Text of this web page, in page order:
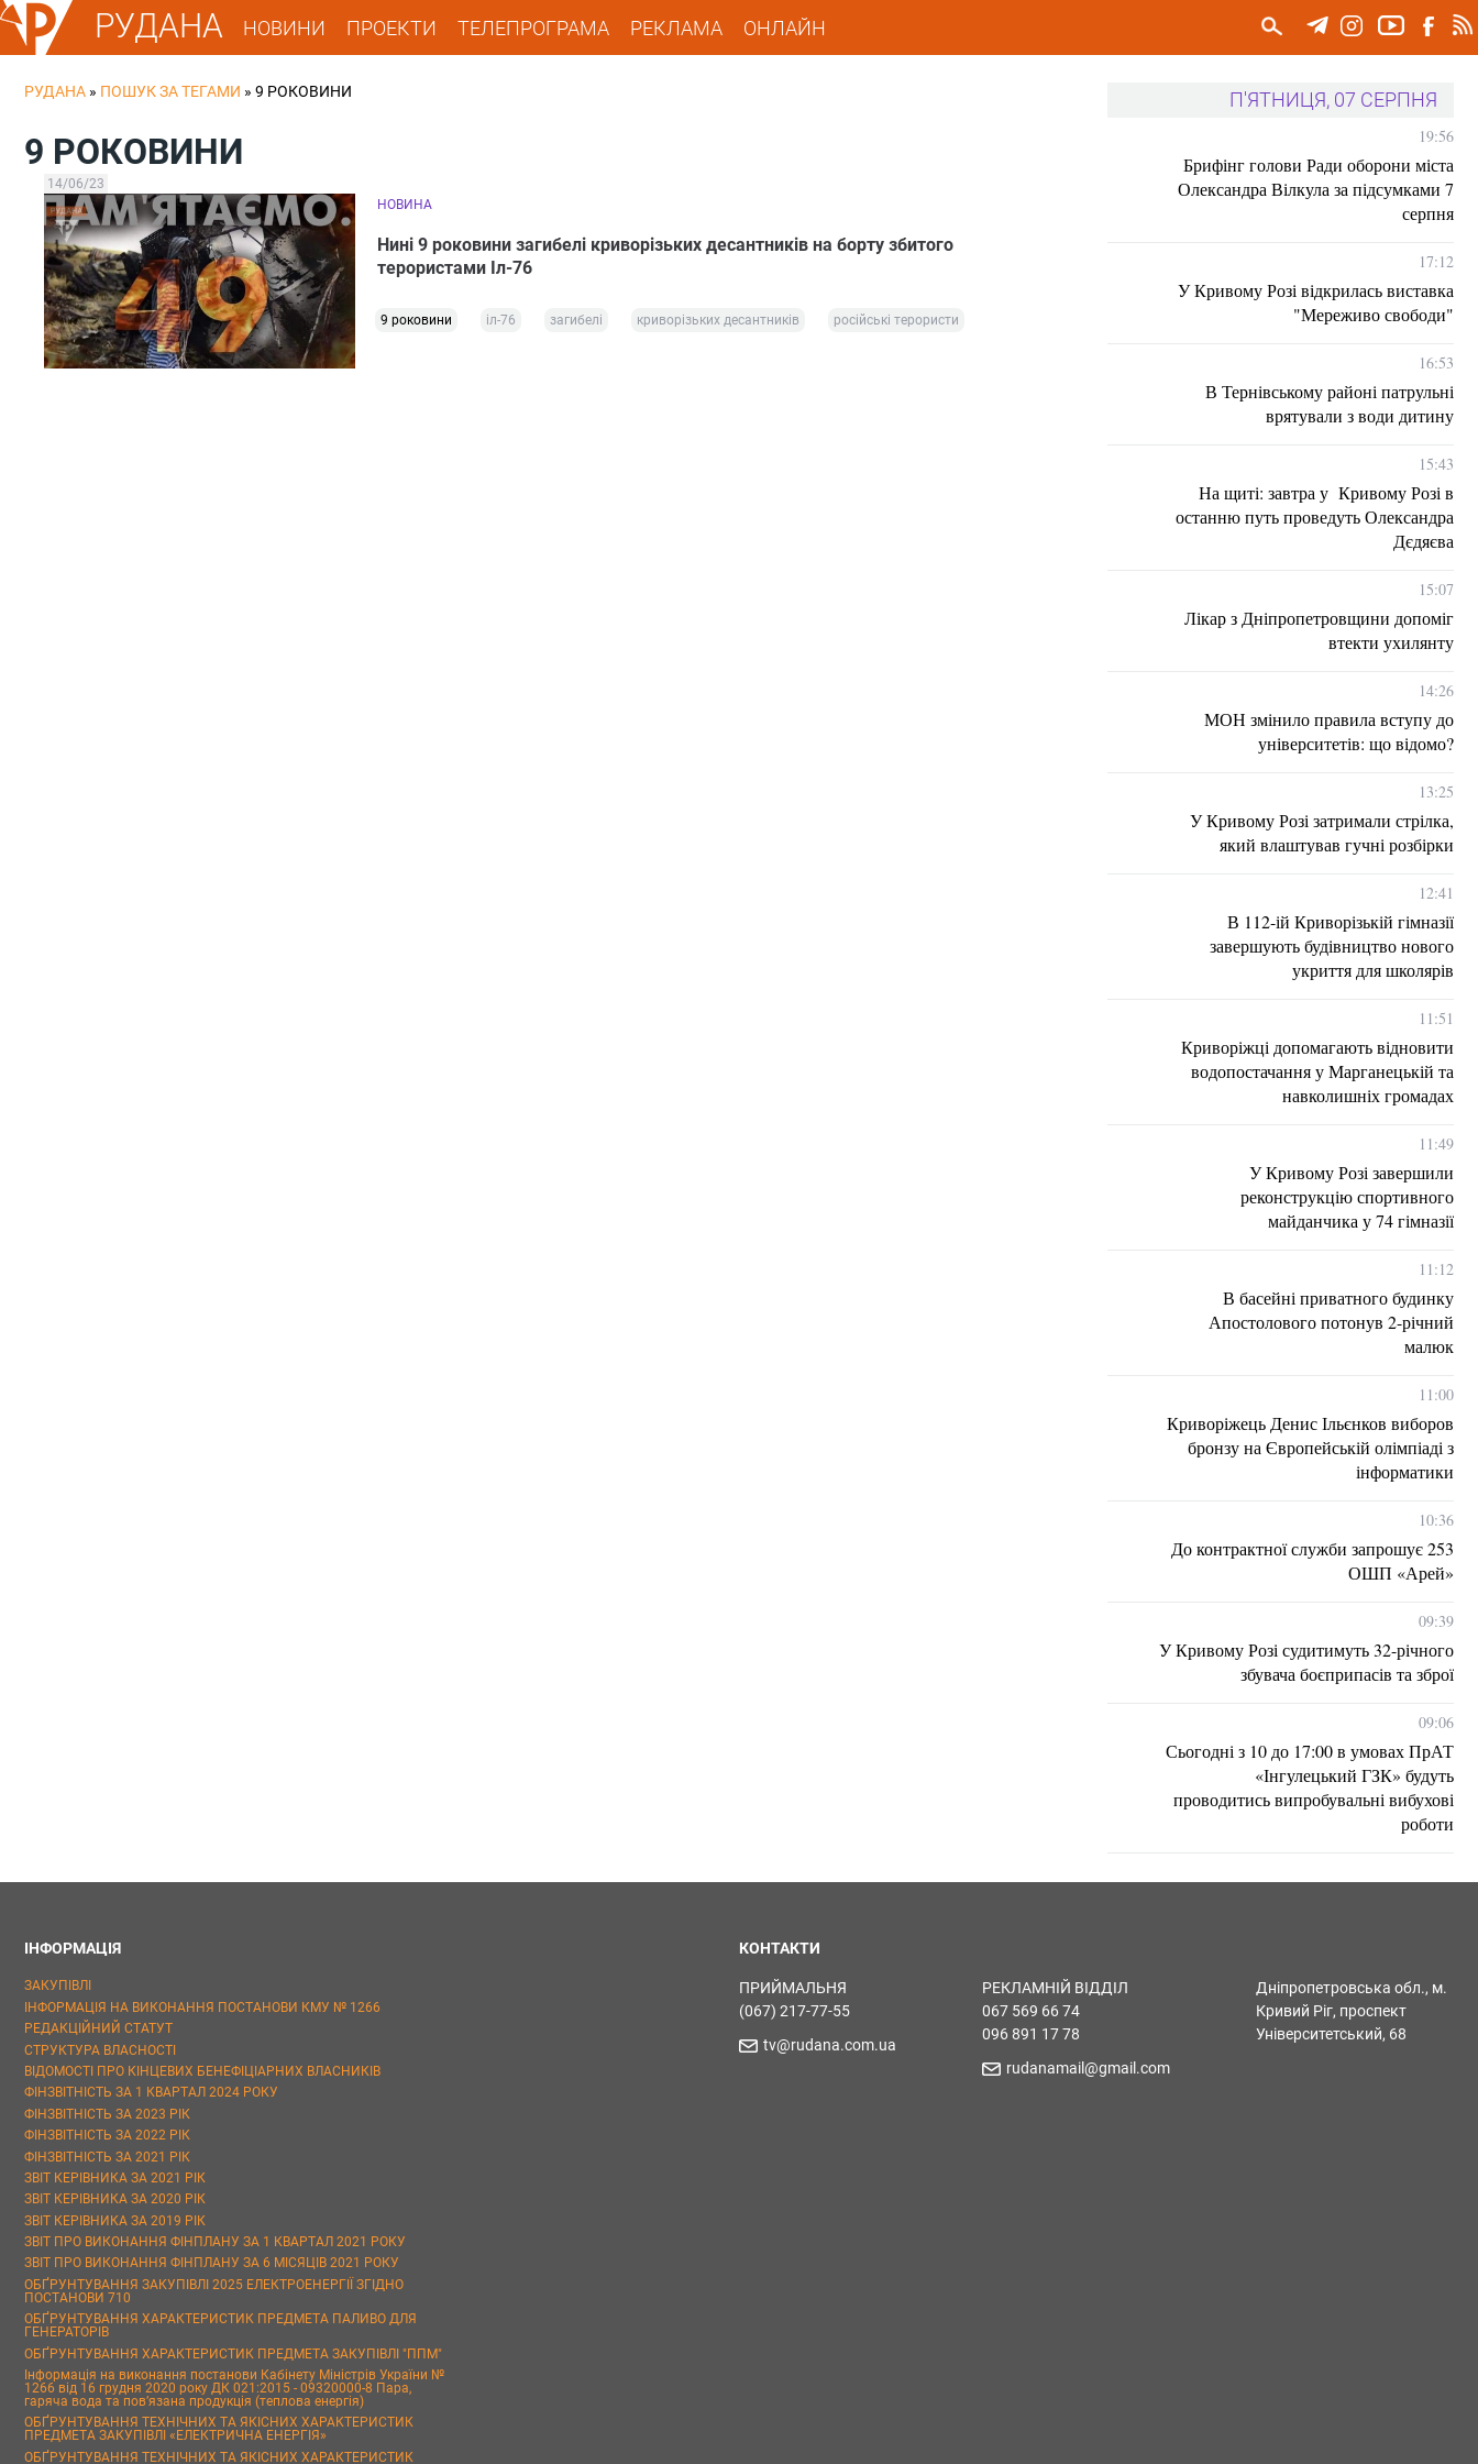
РУДАНА НОВИНИ ПРОЕКТИ ТЕЛЕПРОГРАМА РЕКЛАМА ОНЛАЙН
РУДАНА » ПОШУК ЗА ТЕГАМИ » 9 РОКОВИНИ
9 РОКОВИНИ
14/06/23
НОВИНА
Нині 9 роковини загибелі криворізьких десантників на борту збитого
терористами Іл-76
9 роковини іл-76 загибелі криворізьких десантників російські терористи
П'ЯТНИЦЯ, 07 СЕРПНЯ
19:56
Брифінг голови Ради оборони міста
Олександра Вілкула за підсумками 7
серпня
17:12
У Кривому Розі відкрилась виставка
"Мереживо свободи"
16:53
В Тернівському районі патрульні
врятували з води дитину
15:43
На щиті: завтра у Кривому Розі в
останню путь проведуть Олександра
Дєдяєва
15:07
Лікар з Дніпропетровщини допоміг
втекти ухилянту
14:26
МОН змінило правила вступу до
університетів: що відомо?
13:25
У Кривому Розі затримали стрілка,
який влаштував гучні розбірки
12:41
В 112-ій Криворізькій гімназії
завершують будівництво нового
укриття для школярів
11:51
Криворіжці допомагають відновити
водопостачання у Марганецькій та
навколишніх громадах
11:49
У Кривому Розі завершили
реконструкцію спортивного
майданчика у 74 гімназії
11:12
В басейні приватного будинку
Апостолового потонув 2-річний
малюк
11:00
Криворіжець Денис Ільєнков виборов
бронзу на Європейській олімпіаді з
інформатики
10:36
До контрактної служби запрошує 253
ОШП «Арей»
09:39
У Кривому Розі судитимуть 32-річного
збувача боєприпасів та зброї
09:06
Сьогодні з 10 до 17:00 в умовах ПрАТ
«Інгулецький ГЗК» будуть
проводитись випробувальні вибухові
роботи
ІНФОРМАЦІЯ
ЗАКУПІВЛІ
ІНФОРМАЦІЯ НА ВИКОНАННЯ ПОСТАНОВИ КМУ № 1266
РЕДАКЦІЙНИЙ СТАТУТ
СТРУКТУРА ВЛАСНОСТІ
ВІДОМОСТІ ПРО КІНЦЕВИХ БЕНЕФІЦІАРНИХ ВЛАСНИКІВ
ФІНЗВІТНІСТЬ ЗА 1 КВАРТАЛ 2024 РОКУ
ФІНЗВІТНІСТЬ ЗА 2023 РІК
ФІНЗВІТНІСТЬ ЗА 2022 РІК
ФІНЗВІТНІСТЬ ЗА 2021 РІК
ЗВІТ КЕРІВНИКА ЗА 2021 РІК
ЗВІТ КЕРІВНИКА ЗА 2020 РІК
ЗВІТ КЕРІВНИКА ЗА 2019 РІК
ЗВІТ ПРО ВИКОНАННЯ ФІНПЛАНУ ЗА 1 КВАРТАЛ 2021 РОКУ
ЗВІТ ПРО ВИКОНАННЯ ФІНПЛАНУ ЗА 6 МІСЯЦІВ 2021 РОКУ
ОБҐРУНТУВАННЯ ЗАКУПІВЛІ 2025 ЕЛЕКТРОЕНЕРГІЇ ЗГІДНО
ПОСТАНОВИ 710
ОБҐРУНТУВАННЯ ХАРАКТЕРИСТИК ПРЕДМЕТА ПАЛИВО ДЛЯ
ГЕНЕРАТОРІВ
ОБҐРУНТУВАННЯ ХАРАКТЕРИСТИК ПРЕДМЕТА ЗАКУПІВЛІ "ППМ"
Інформація на виконання постанови Кабінету Міністрів України №
1266 від 16 грудня 2020 року ДК 021:2015 - 09320000-8 Пара,
гаряча вода та пов’язана продукція (теплова енергія)
ОБҐРУНТУВАННЯ ТЕХНІЧНИХ ТА ЯКІСНИХ ХАРАКТЕРИСТИК
ПРЕДМЕТА ЗАКУПІВЛІ «ЕЛЕКТРИЧНА ЕНЕРГІЯ»
ОБҐРУНТУВАННЯ ТЕХНІЧНИХ ТА ЯКІСНИХ ХАРАКТЕРИСТИК
КОНТАКТИ
ПРИЙМАЛЬНЯ
(067) 217-77-55
tv@rudana.com.ua
РЕКЛАМНІЙ ВІДДІЛ
067 569 66 74
096 891 17 78
rudanamail@gmail.com
Дніпропетровська обл., м.
Кривий Ріг, проспект
Університетський, 68